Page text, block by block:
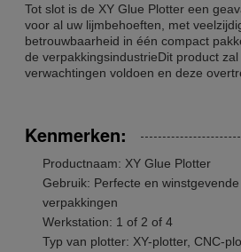
Tot slot is de XY Glue Plotter een
voor al uw lijmbehoeften, met
betrouwbaarheid in één compact
de verpakkingsindustrieDit product
verwachtingen voldoen en deze
Kenmerken:
Productnaam: XY Glue Plotter
Gebruik: Perfecte en
verpakkingen
Werkstation: 1 of 2 of 4
Typ van plotter: XY-plotter, CNC-